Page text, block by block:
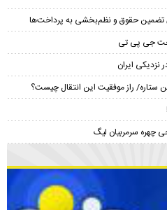
تضمین حقوق و نظم‌بخشی به پرداخت‌ها
چت جی پی تی
ایران
ستاره/ راز موفقیت این انتقال چیست؟
چهره سرمربیان لیگ